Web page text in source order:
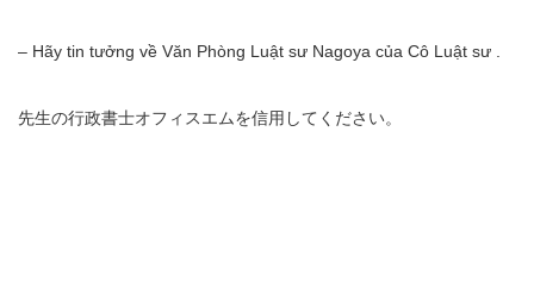
– Hãy tin tưởng về Văn Phòng Luật sư Nagoya của Cô Luật sư .
先生の行政書士オフィスエムを信用してください。